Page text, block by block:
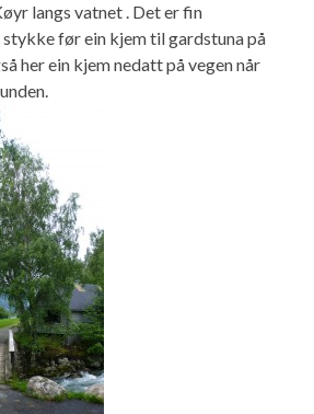
langs vatnet . Det er fin
før ein kjem til gardstuna på
her ein kjem nedatt på vegen når